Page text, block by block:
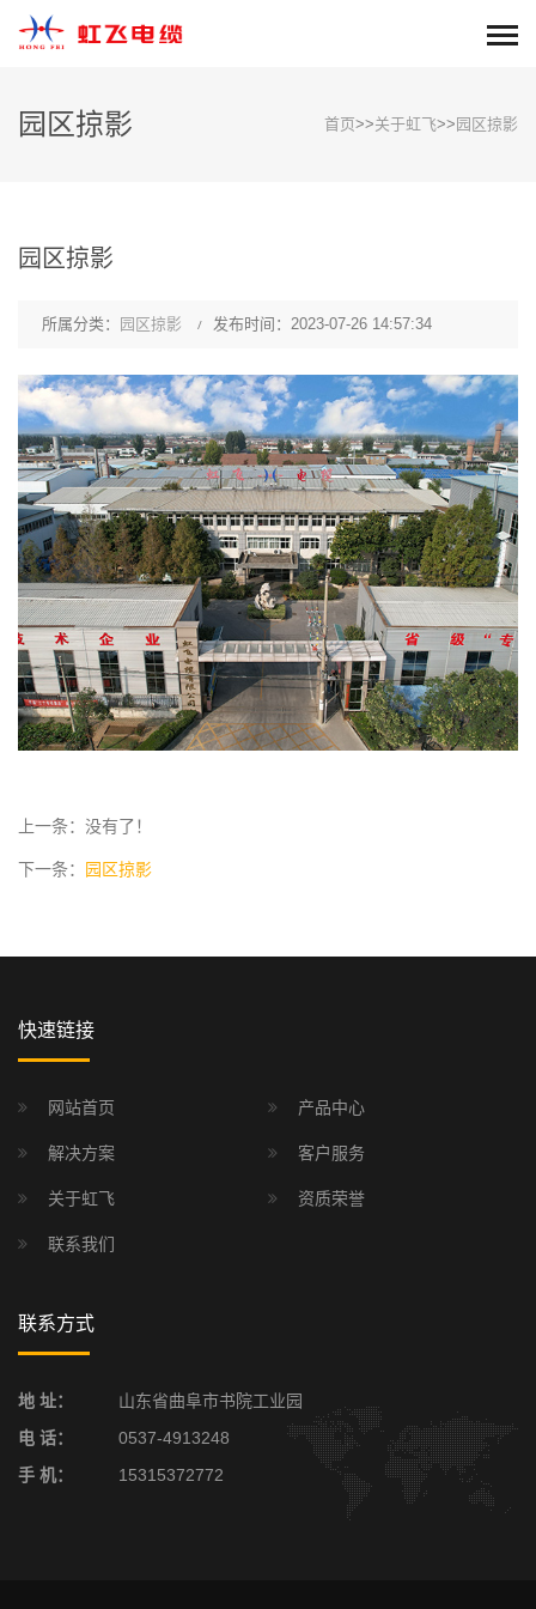
园区掠影 首页>>关于虹飞>> 园区掠影
园区掠影
所属分类： 园区掠影 发布时间：2023-07-26 14:57:34
上一条：没有了！
下一条： 园区掠影
快速链接
网站首页 产品中心
解决方案 客户服务
关于虹飞 资质荣誉
联系我们
联系方式
地 址：
山东省曲阜市书院工业园
电 话：
0537-4913248
手 机：
15315372772